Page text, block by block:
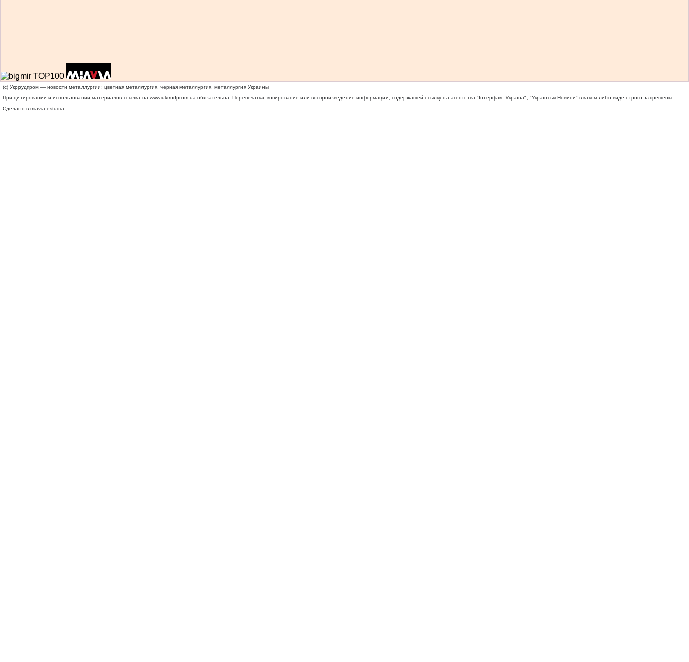
(c) Укррудпром — новости металлургии: цветная металлургия, черная металлургия, металлургия Украины
При цитировании и использовании материалов ссылка на www.ukrrudprom.ua обязательна. Перепечатка, копирование или воспроизведение информации, содержащей ссылку на агентства "Iнтерфакс-Україна", "Українськi Новини" в каком-либо виде строго запрещены
Сделано в miavia estudia.